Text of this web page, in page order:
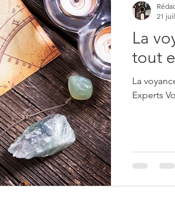
La
tout
La
Experts
21